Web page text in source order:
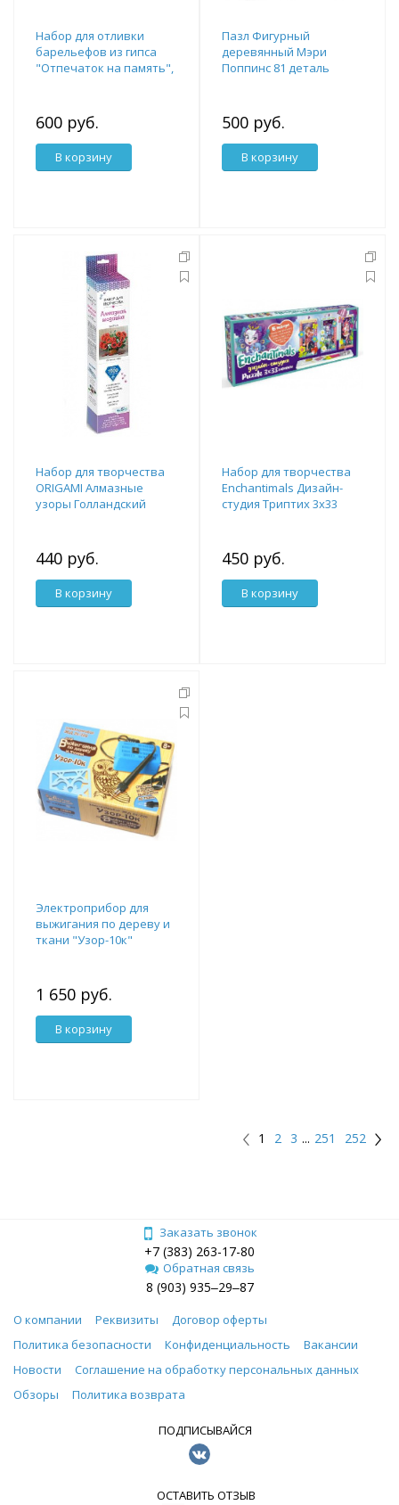
Набор для отливки
барельефов из гипса
"Отпечаток на память",
600 руб.
В корзину
Пазл Фигурный
деревянный Мэри
Поппинс 81 деталь
500 руб.
В корзину
Набор для творчества
ORIGAMI Алмазные
узоры Голландский
440 руб.
В корзину
Набор для творчества
Enchantimals Дизайн-
студия Триптих 3х33
450 руб.
В корзину
Электроприбор для
выжигания по дереву и
ткани "Узор-10к"
1 650 руб.
В корзину
1 2 3 ... 251 252
Заказать звонок
+7 (383) 263-17-80
Обратная связь
8 (903) 935‒29‒87
О компании Реквизиты
Договор оферты
Политика безопасности
Конфиденциальность
Вакансии
Новости
Соглашение на обработку персональных данных
Обзоры
Политика возврата
ПОДПИСЫВАЙСЯ
ОСТАВИТЬ ОТЗЫВ